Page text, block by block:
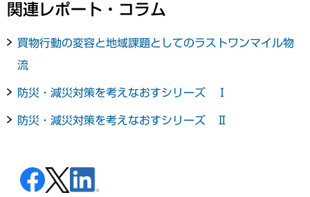
関連レポート・コラム
買物行動の変容と地域課題としてのラストワンマイル物
流
防災・減災対策を考えなおすシリーズ Ⅰ
防災・減災対策を考えなおすシリーズ Ⅱ